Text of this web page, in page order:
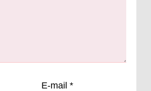
E-mail *